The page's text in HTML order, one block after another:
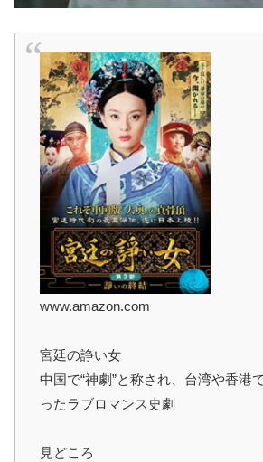
www.amazon.com
宮廷の諍い女
中国で“神劇”と称され、台湾や香港
ったラブロマンス史劇
見どころ